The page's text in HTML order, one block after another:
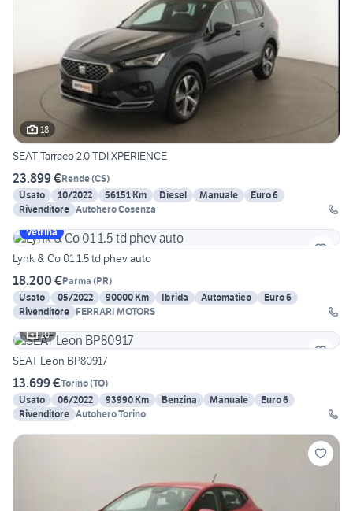
18
SEAT Tarraco 2.0 TDI XPERIENCE
23.899 €Rende(CS)
Usato
10/2022 56151 Km Diesel Manuale
Euro 6
Rivenditore Autohero Cosenza
Vetrina
Lynk & Co 01 1.5 td phev auto
18.200 €Parma (PR)
Usato
05/2022 90000 Km Ibrida Automatico
Euro 6
Rivenditore FERRARI MOTORS
10
SEAT Leon BP80917
13.699 €Torino(TO)
Usato
06/2022 93990 Km Benzina Manuale
Euro 6
Rivenditore Autohero Torino